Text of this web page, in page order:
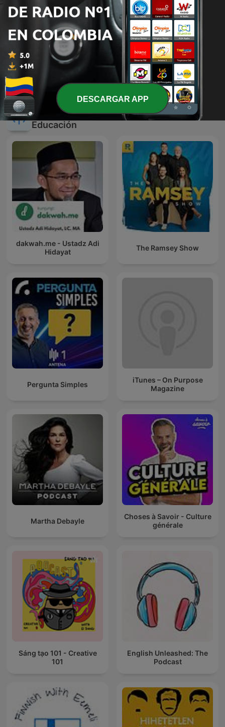
Cuentos Infantiles
Listening Time: English
Practice
Más podcasts internacionales de
Educación
dakwah.me - Ustadz Adi
Hidayat
The Ramsey Show
Pergunta Simples
iTunes – On Purpose
Magazine
Martha Debayle
Choses à Savoir - Culture
générale
Sáng tạo 101 - Creative
101
English Unleashed: The
Podcast
DESCARGAR APP